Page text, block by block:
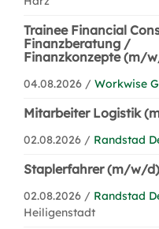
Trainee Financial
Finanzberatung /
Finanzkonzepte (m/
04.08.2026 / Workwise
Mitarbeiter Logistik
02.08.2026 / Randstad
Staplerfahrer (m/w/d)
02.08.2026 / Randstad
Heiligenstadt